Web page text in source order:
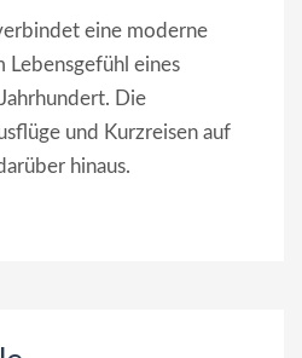
eine moderne
Lebensgefühl eines
Die
und Kurzreisen auf
hinaus.